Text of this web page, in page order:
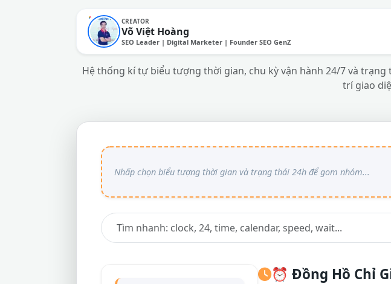
CREATOR
Võ Việt Hoàng
SEO Leader | Digital Marketer | Founder SEO GenZ
Hệ thống kí tự biểu tượng thời gian, chu kỳ vận hành 24/7 và
trí giao
⏰ Đồng Hồ Chỉ